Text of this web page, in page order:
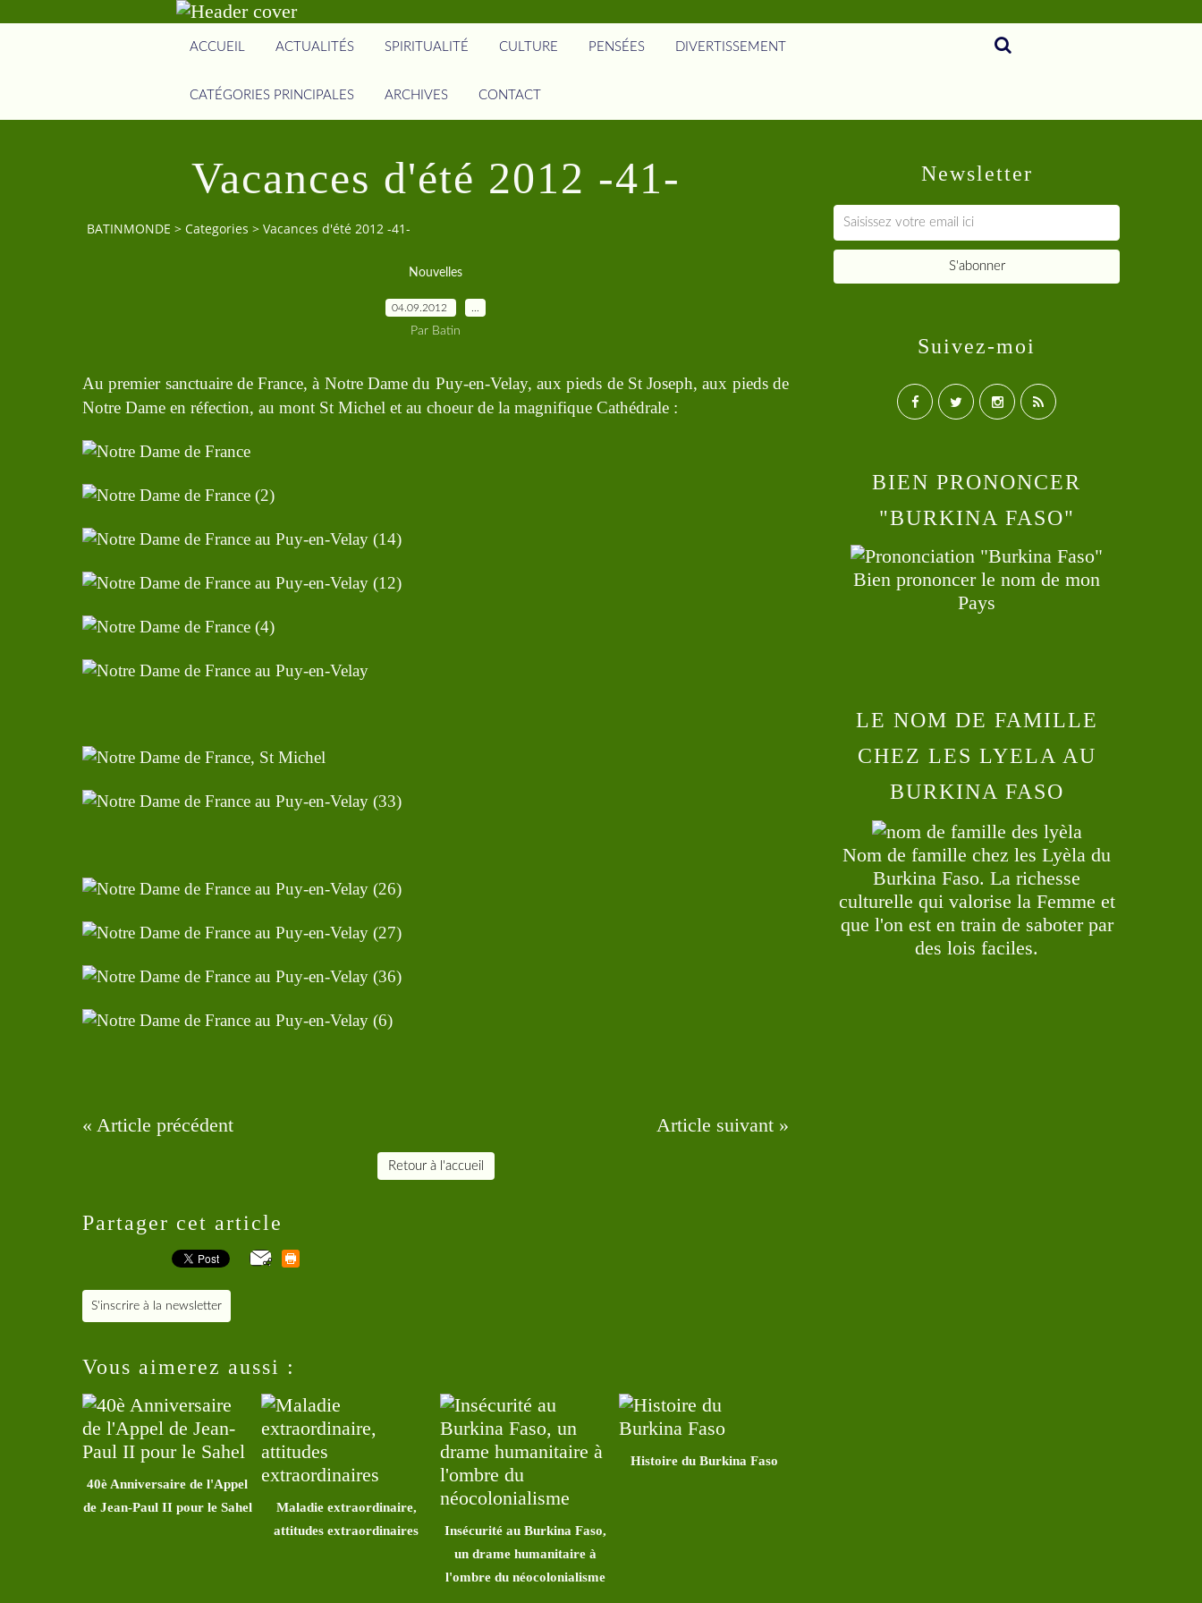
ACCUEIL ACTUALITÉS SPIRITUALITÉ CULTURE PENSÉES DIVERTISSEMENT
CATÉGORIES PRINCIPALES ARCHIVES CONTACT
Vacances d'été 2012 -41-
BATINMONDE > Categories > Vacances d'été 2012 -41-
Nouvelles
04.09.2012
Par Batin
Au premier sanctuaire de France, à Notre Dame du Puy-en-Velay, aux pieds de St Joseph, aux pieds de
Notre Dame en réfection, au mont St Michel et au choeur de la magnifique Cathédrale :
« Article précédent Article suivant »
Retour à l'accueil
Partager cet article
S'inscrire à la newsletter
Vous aimerez aussi :
40è Anniversaire de l'Appel
de Jean-Paul II pour le Sahel
Maladie extraordinaire,
attitudes extraordinaires
Insécurité au Burkina Faso,
un drame humanitaire à
l'ombre du néocolonialisme
Histoire du Burkina Faso
Newsletter
Suivez-moi
BIEN PRONONCER
"BURKINA FASO"
Bien prononcer le nom de mon
Pays
LE NOM DE FAMILLE
CHEZ LES LYELA AU
BURKINA FASO
Nom de famille chez les Lyèla du
Burkina Faso. La richesse
culturelle qui valorise la Femme et
que l'on est en train de saboter par
des lois faciles.